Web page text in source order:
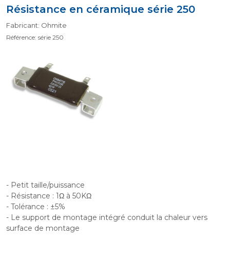
Résistance en céramique série 250
Fabricant: Ohmite
Référence: série 250
- Petit taille/puissance
- Résistance : 1Ω à 50KΩ
- Tolérance : ±5%
- Le support de montage intégré conduit la chaleur vers
surface de montage